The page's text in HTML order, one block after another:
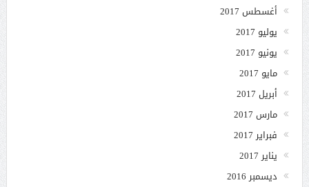
أغسطس 2017
يوليو 2017
يونيو 2017
مايو 2017
أبريل 2017
مارس 2017
فبراير 2017
يناير 2017
ديسمبر 2016